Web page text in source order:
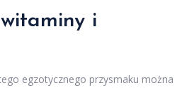
i
egzotycznego przysmaku można